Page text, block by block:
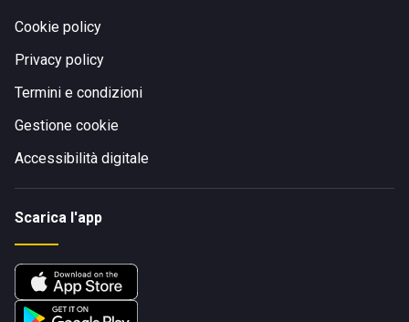
Cookie policy
Privacy policy
Termini e condizioni
Gestione cookie
Accessibilità digitale
Scarica l'app